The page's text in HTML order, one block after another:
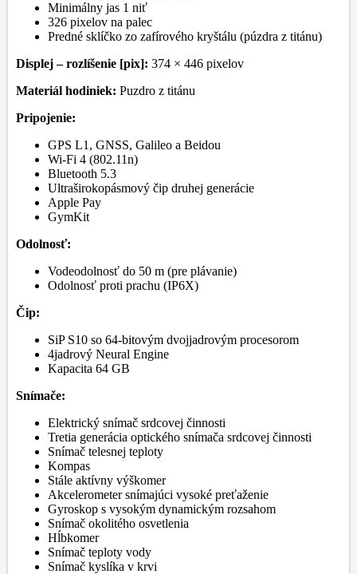
Minimálny jas 1 niť
326 pixelov na palec
Predné sklíčko zo zafírového kryštálu (púzdra z titánu)
Displej – rozlíšenie [pix]: 374 × 446 pixelov
Materiál hodiniek: Puzdro z titánu
Pripojenie:
GPS L1, GNSS, Galileo a Beidou
Wi-Fi 4 (802.11n)
Bluetooth 5.3
Ultraširokopásmový čip druhej generácie
Apple Pay
GymKit
Odolnosť:
Vodeodolnosť do 50 m (pre plávanie)
Odolnosť proti prachu (IP6X)
Čip:
SiP S10 so 64-bitovým dvojjadrovým procesorom
4jadrový Neural Engine
Kapacita 64 GB
Snímače:
Elektrický snímač srdcovej činnosti
Tretia generácia optického snímača srdcovej činnosti
Snímač telesnej teploty
Kompas
Stále aktívny výškomer
Akcelerometer snímajúci vysoké preťaženie
Gyroskop s vysokým dynamickým rozsahom
Snímač okolitého osvetlenia
Hĺbkomer
Snímač teploty vody
Snímač kyslíka v krvi